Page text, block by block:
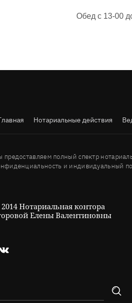
Обед с 13-00
Нотариальные действия
предоставляем полный спектр
и индивидуальный
Нотариальная контора
Елены Валентиновны